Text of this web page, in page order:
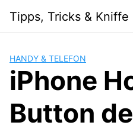
i
Tipps, Tricks & Kniffe
HANDY & TELEFON
iPhone
Button